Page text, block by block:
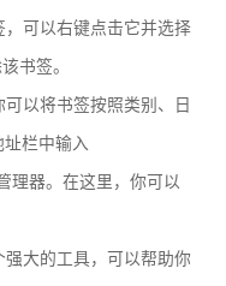
可以右键点击它并选择
书签。
以将书签按照类别、日
栏中输入
理器。在这里，你可以
大的工具，可以帮助你